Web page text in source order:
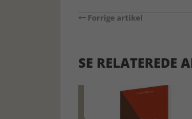
Forrige artikel
SE RELATEREDE